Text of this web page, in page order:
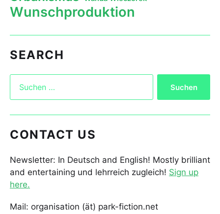
Wunschproduktion
SEARCH
CONTACT US
Newsletter: In Deutsch and English! Mostly brilliant
and entertaining und lehrreich zugleich! Sign up
here.
Mail: organisation (ät) park-fiction.net